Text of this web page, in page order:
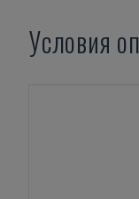
Условия